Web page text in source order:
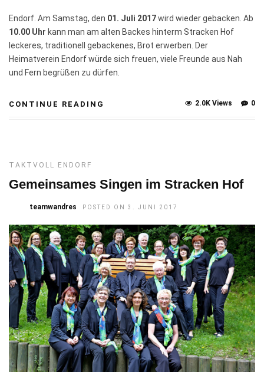
Endorf. Am Samstag, den 01. Juli 2017wird wieder gebacken. Ab
10.00 Uhr kann man am alten Backes hinterm Stracken Hof
leckeres, traditionell gebackenes, Brot erwerben. Der
Heimatverein Endorf würde sich freuen, viele Freunde aus Nah
und Fern begrüßen zu dürfen.
CONTINUE READING 0
2.0K Views
TAKTVOLL ENDORF
Gemeinsames Singen im Stracken Hof
teamwandres POSTED ON 3. JUNI 2017